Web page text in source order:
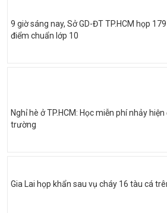
9 giờ sáng nay, Sở GD-ĐT TP.HCM họp
điểm chuẩn lớp 10
Nghỉ hè ở TP.HCM: Học miễn phí nhảy
trường
Gia Lai họp khẩn sau vụ cháy 16 tàu cá